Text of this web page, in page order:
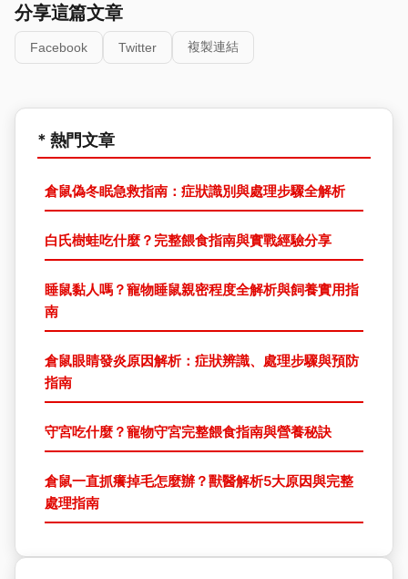
分享這篇文章
Facebook Twitter 複製連結
* 熱門文章
倉鼠偽冬眠急救指南：症狀識別與處理步驟全解析
白氏樹蛙吃什麼？完整餵食指南與實戰經驗分享
睡鼠黏人嗎？寵物睡鼠親密程度全解析與飼養實用指
南
倉鼠眼睛發炎原因解析：症狀辨識、處理步驟與預防
指南
守宮吃什麼？寵物守宮完整餵食指南與營養秘訣
倉鼠一直抓癢掉毛怎麼辦？獸醫解析5大原因與完整
處理指南